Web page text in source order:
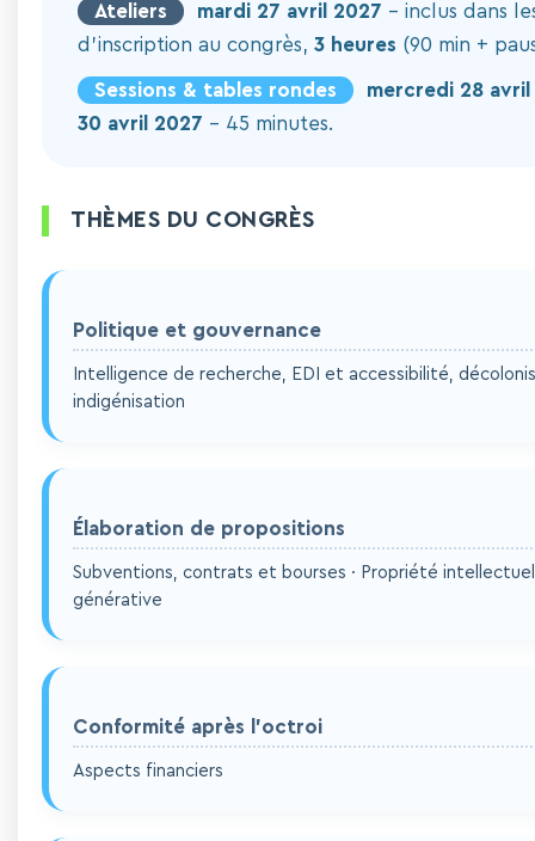
Ateliers mardi 27 avril 2027 – inclus dans
d'inscription au congrès, 3 heures (90 min +
Sessions & tables rondes
mercredi 28
30 avril 2027 – 45 minutes.
THÈMES DU CONGRÈS
Politique et gouvernance
Intelligence de recherche, EDI et accessibilité,
indigénisation
Élaboration de propositions
Subventions, contrats et bourses · Propriété
générative
Conformité après l'octroi
Aspects financiers